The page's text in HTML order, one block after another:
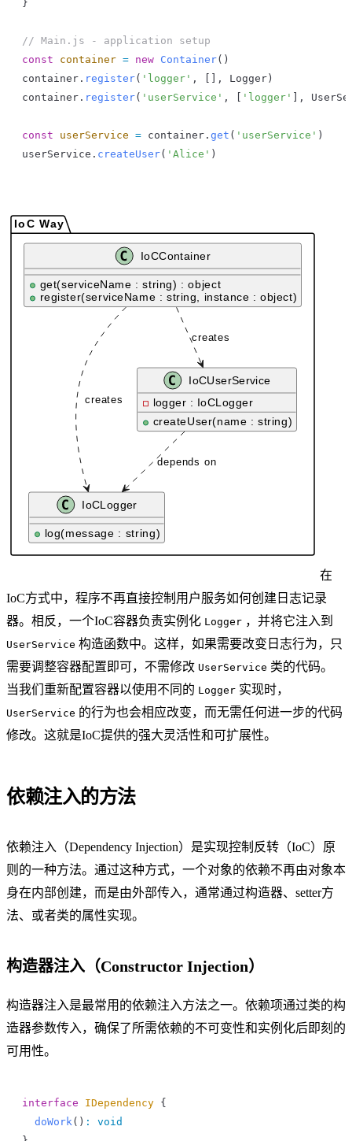
}
// Main.js - application setup
const container = new Container()
container . register( 'logger' , [], Logger )
container . register( 'userService' , [ 'logger' ],
const userService = container . get ( 'userService' )
userService . createUser( 'Alice' )
在
IoC方式中，程序不再直接控制用户服务如何创建日志记录
器。相反，一个IoC容器负责实例化 Logger ，并将它注入到
UserService 构造函数中。这样，如果需要改变日志行为，只
需要调整容器配置即可，不需修改 UserService 类的代码。
当我们重新配置容器以使用不同的 Logger 实现时，
UserService 的行为也会相应改变，而无需任何进一步的代码
修改。这就是IoC提供的强大灵活性和可扩展性。
依赖注入的方法
依赖注入（Dependency Injection）是实现控制反转（IoC）原
则的一种方法。通过这种方式，一个对象的依赖不再由对象本
身在内部创建，而是由外部传入，通常通过构造器、setter方
法、或者类的属性实现。
构造器注入（Constructor Injection）
构造器注入是最常用的依赖注入方法之一。依赖项通过类的构
造器参数传入，确保了所需依赖的不可变性和实例化后即刻的
可用性。
interface IDependency {
  doWork
() :
void